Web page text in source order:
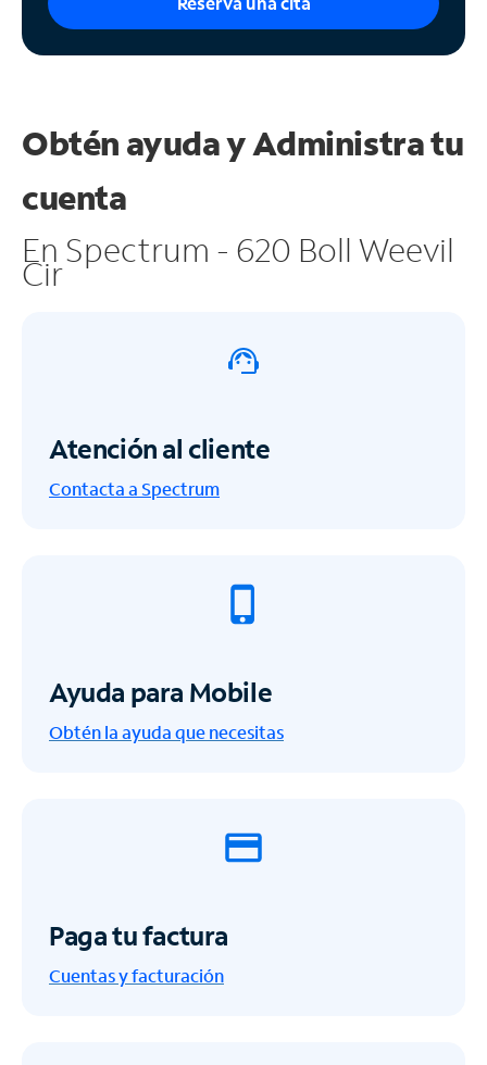
Obtén ayuda yAdministra tu
cuenta
En Spectrum - 620 Boll Weevil
Cir
Atención al cliente
Contacta a Spectrum
Ayuda para Mobile
Obtén la ayuda que necesitas
Paga tu factura
Cuentas y facturación